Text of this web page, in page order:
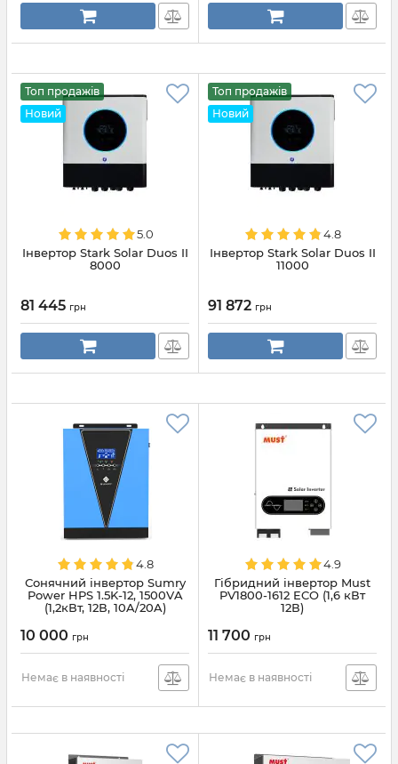
Топ продажів
Новий
5.0
Інвертор Stark Solar Duos II
8000
81 445 грн
Топ продажів
Новий
4.8
Інвертор Stark Solar Duos II
11000
91 872 грн
4.8
Сонячний інвертор Sumry
Power HPS 1.5K-12, 1500VA
(1,2кВт, 12В, 10A/20A)
10 000 грн
Немає в наявності
4.9
Гібридний інвертор Must
PV1800-1612 ECO (1,6 кВт
12В)
11 700 грн
Немає в наявності